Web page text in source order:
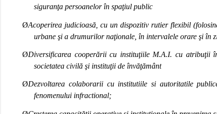
siguranţa persoanelor în spaţiul public
ØAcoperirea judicioasă, cu un dispozitiv rutier flexibil
urbane şi a drumurilor naţionale, în intervalele orare şi în
ØDiversificarea cooperării cu instituţiile M.A.I. cu
societatea civilă şi instituţii de învăţământ
ØDezvoltarea colaborarii cu institutiile si autoritatile
fenomenului infractional;